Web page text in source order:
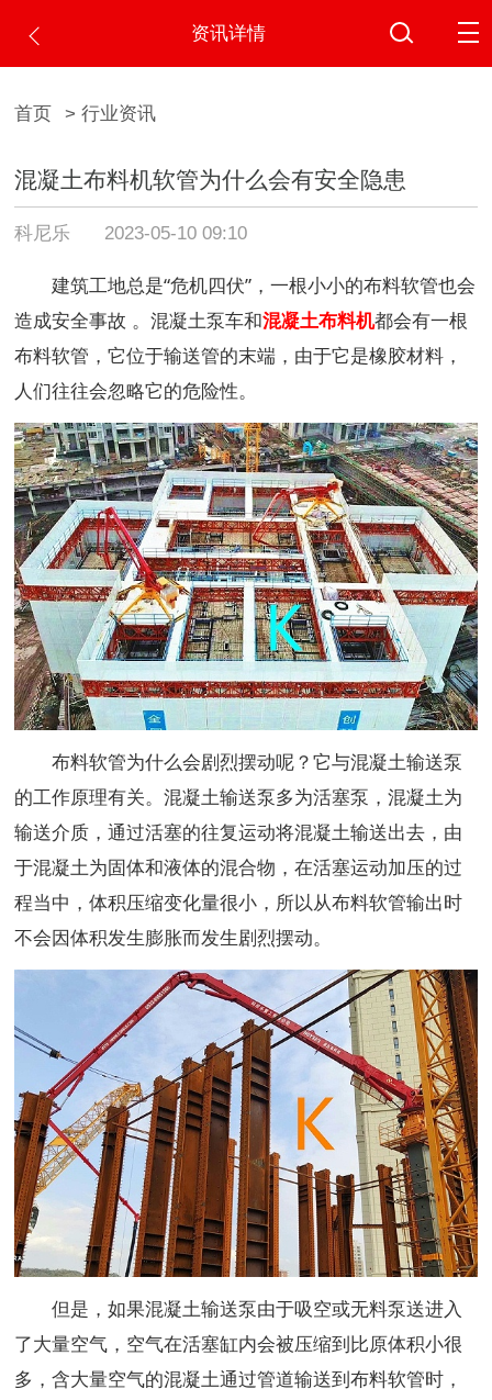
资讯详情
首页 > 行业资讯
混凝土布料机软管为什么会有安全隐患
科尼乐 2023-05-10 09:10
建筑工地总是“危机四伏”，一根小小的布料软管也会
造成安全事故 。混凝土泵车和混凝土布料机都会有一根
布料软管，它位于输送管的末端，由于它是橡胶材料，
人们往往会忽略它的危险性。
布料软管为什么会剧烈摆动呢？它与混凝土输送泵
的工作原理有关。混凝土输送泵多为活塞泵，混凝土为
输送介质，通过活塞的往复运动将混凝土输送出去，由
于混凝土为固体和液体的混合物，在活塞运动加压的过
程当中，体积压缩变化量很小，所以从布料软管输出时
不会因体积发生膨胀而发生剧烈摆动。
但是，如果混凝土输送泵由于吸空或无料泵送进入
了大量空气，空气在活塞缸内会被压缩到比原体积小很
多，含大量空气的混凝土通过管道输送到布料软管时，